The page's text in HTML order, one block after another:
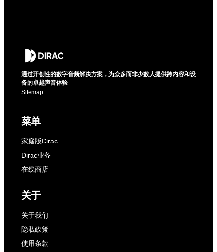
通过开创性的数字音频解决方案，为众多而非少数人提供跨内容和设
备的卓越声音体验
Sitemap
菜单
家庭版Dirac
Dirac业务
在线商店
关于
关于我们
隐私政策
使用条款